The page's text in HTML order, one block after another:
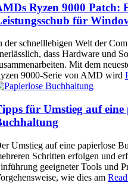
Ryzen 9000 Patch:
für
der schnelllebigen Welt der
dass Hardware und
Mit dem
9000-Serie von AMD wird
für Umstieg auf eine
Umstieg auf eine papierlose
Schritten erfolgen und
geeigneter Tools und
wie dies am